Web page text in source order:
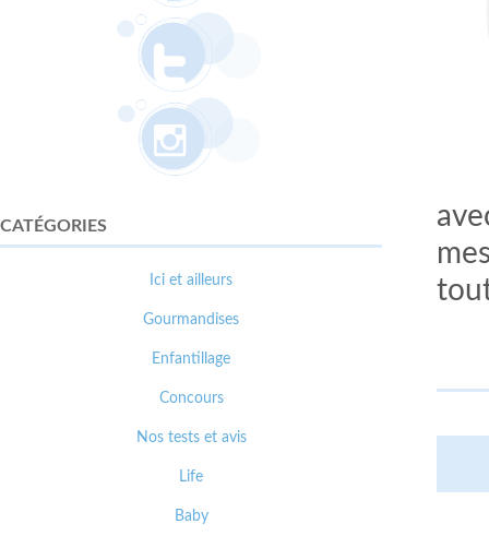
CATÉGORIES
Ici et ailleurs
Gourmandises
Enfantillage
Concours
Nos tests et avis
Life
Baby